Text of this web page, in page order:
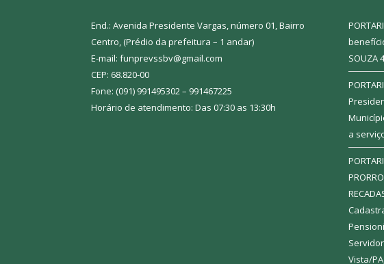
End.: Avenida Presidente Vargas, número 01, Bairro
Centro, (Prédio da prefeitura – 1 andar)
E-mail: funprevssbv@gmail.com
CEP: 68.820-00
Fone: (091) 991495302 – 991467225
Horário de atendimento: Das 07:30 as 13:30h
SOUZA
a
Vista/